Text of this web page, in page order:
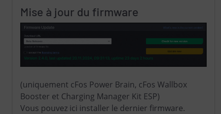
Mise à jour du firmware
(uniquement cFos Power Brain, cFos Wallbox
Booster et Charging Manager Kit ESP)
Vous pouvez ici installer le dernier firmware.